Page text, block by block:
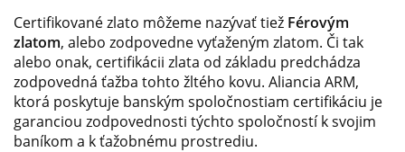
Certifikované zlato môžeme nazývať tiež Férovým
zlatom, alebo zodpovedne vyťaženým zlatom. Či tak
alebo onak, certifikácii zlata od základu predchádza
zodpovedná ťažba tohto žltého kovu. Aliancia ARM,
ktorá poskytuje banským spoločnostiam certifikáciu je
garanciou zodpovednosti týchto spoločností k svojim
baníkom a k ťažobnému prostrediu.